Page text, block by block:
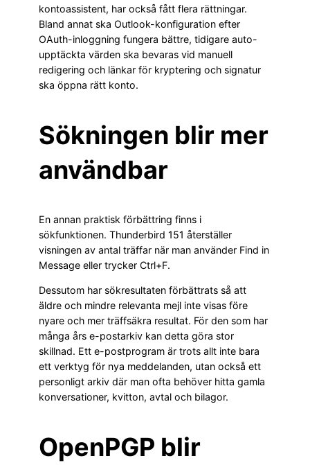
kontoassistent, har också fått flera rättningar.
Bland annat ska Outlook-konfiguration efter
OAuth-inloggning fungera bättre, tidigare auto-
upptäckta värden ska bevaras vid manuell
redigering och länkar för kryptering och signatur
ska öppna rätt konto.
Sökningen blir mer
användbar
En annan praktisk förbättring finns i
sökfunktionen. Thunderbird 151 återställer
visningen av antal träffar när man använder Find in
Message eller trycker Ctrl+F.
Dessutom har sökresultaten förbättrats så att
äldre och mindre relevanta mejl inte visas före
nyare och mer träffsäkra resultat. För den som har
många års e-postarkiv kan detta göra stor
skillnad. Ett e-postprogram är trots allt inte bara
ett verktyg för nya meddelanden, utan också ett
personligt arkiv där man ofta behöver hitta gamla
konversationer, kvitton, avtal och bilagor.
OpenPGP blir